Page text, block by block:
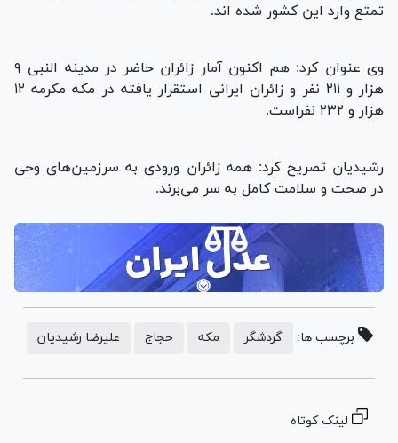
تمتع وارد این کشور شده اند.
وی عنوان کرد: هم اکنون آمار زائران حاضر در مدینه النبی ۹
هزار و ۲۱۱ نفر و زائران ایرانی استقرار یافته در مکه مکرمه ۱۲
هزار و ۲۳۲ نفراست.
رشیدیان تصریح کرد: همه زائران ورودی به سرزمین‌های وحی
در صحت و سلامت کامل به سر می‌برند.
برچسب ها: گردشگر مکه حجاج علیرضا رشیدیان
لینک کوتاه